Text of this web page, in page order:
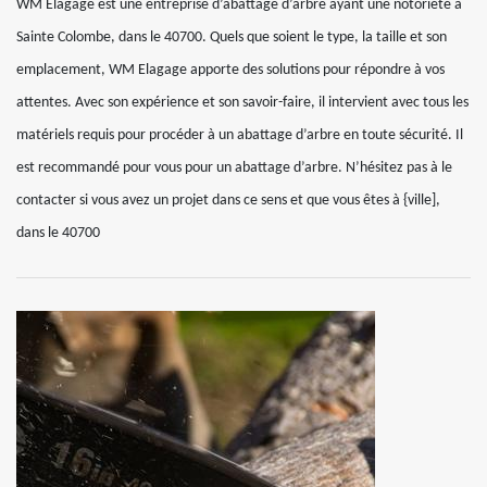
WM Elagage est une entreprise d’abattage d’arbre ayant une notoriété à
Sainte Colombe, dans le 40700. Quels que soient le type, la taille et son
emplacement, WM Elagage apporte des solutions pour répondre à vos
attentes. Avec son expérience et son savoir-faire, il intervient avec tous les
matériels requis pour procéder à un abattage d’arbre en toute sécurité. Il
est recommandé pour vous pour un abattage d’arbre. N’hésitez pas à le
contacter si vous avez un projet dans ce sens et que vous êtes à {ville],
dans le 40700